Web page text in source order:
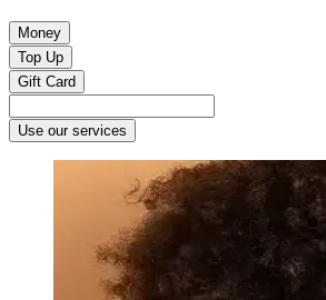
Money
Top Up
Gift Card
Use our services